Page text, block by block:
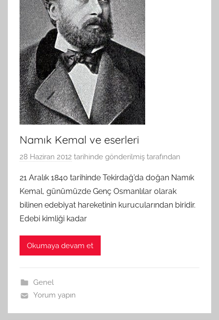
Namık Kemal ve eserleri
28 Haziran 2012 tarihinde gönderilmiş tarafından
21 Aralık 1840 tarihinde Tekirdağ’da doğan Namık
Kemal, günümüzde Genç Osmanlılar olarak
bilinen edebiyat hareketinin kurucularından biridir.
Edebi kimliği kadar
Okumaya devam et
Genel
Yorum yapın